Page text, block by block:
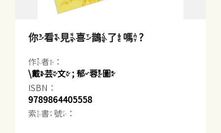
你看見喜鵲了嗎?
作者：
\戴芸文 ; 郁蓉圖
ISBN：
9789864405558
索書號：